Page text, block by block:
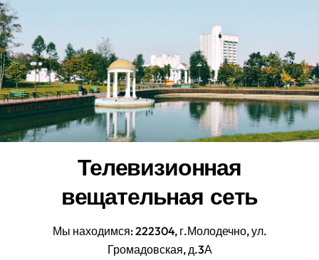
Перейти
к
содержанию
Телевизионная
вещательная сеть
Мы находимся: 222304, г.Молодечно, ул.
Громадовская, д.3А